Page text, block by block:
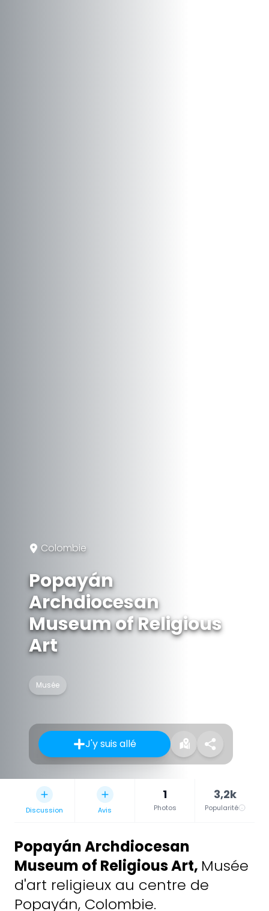
Colombie
Popayán
Archdiocesan
Museum of Religious
Art
Musée
J'y suis allé
Discussion Avis
1
Photos
3,2k
Popularité
Popayán Archdiocesan
Museum of Religious Art, Musée
d'art religieux au centre de
Popayán, Colombie.